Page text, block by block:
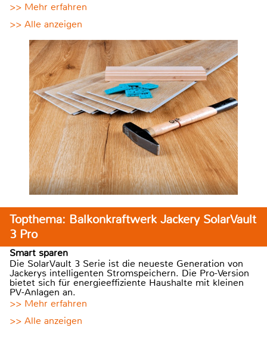
>> Mehr erfahren
>> Alle anzeigen
Topthema: Balkonkraftwerk Jackery SolarVault
3 Pro
Smart sparen
Die SolarVault 3 Serie ist die neueste Generation von
Jackerys intelligenten Stromspeichern. Die Pro-Version
bietet sich für energieeffiziente Haushalte mit kleinen
PV-Anlagen an.
>> Mehr erfahren
>> Alle anzeigen